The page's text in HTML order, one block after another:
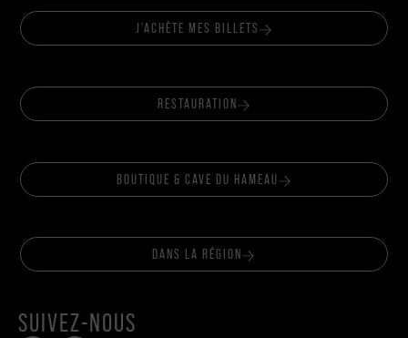
J'ACHÈTE MES BILLETS
RESTAURATION
BOUTIQUE & CAVE DU HAMEAU
DANS LA RÉGION
SUIVEZ-NOUS